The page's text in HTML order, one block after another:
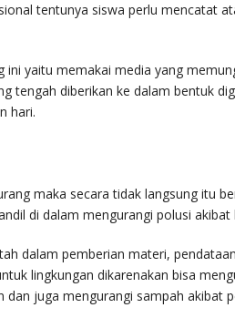
tentunya siswa perlu mencatat
yaitu memakai media yang
tengah diberikan ke dalam bentuk
hari.
maka secara tidak langsung itu
di dalam mengurangi polusi
dalam pemberian materi,
lingkungan dikarenakan bisa
dan juga mengurangi sampah akibat